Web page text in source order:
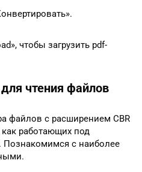
чтобы загрузить pdf-
чтения файлов
файлов с расширением CBR
работающих под
Познакомимся с наиболее